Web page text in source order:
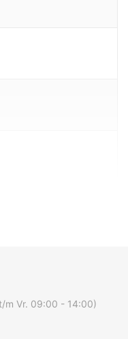
m Vr. 09:00 - 14:00)